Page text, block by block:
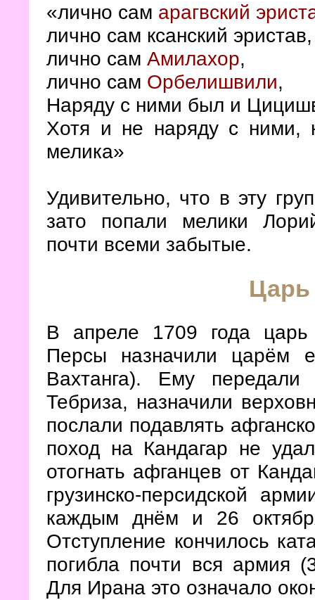
«лично сам арагвский
лично сам ксанский эристав,
лично сам Амилахор,
лично сам Орбелишвили,
Наряду с ними был и
Хотя и не наряду с ними,
мелика»
Удивительно, что в эту
зато попали мелики
почти всеми забытые.
Царь
В апреле 1709 года царь
Персы назначили царём
Вахтанга). Ему передали
Тебриза, назначили
послали подавлять
поход на Кандагар не
отогнать афганцев от
грузинско-персидской
каждым днём и 26
Отступление кончилось
погибла почти вся армия
Для Ирана это означало